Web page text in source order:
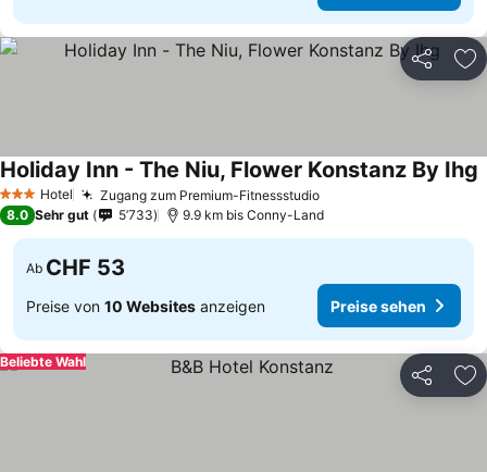
Teilen
3 SterneHotel Zugang zum Premium-FitnessstudioPreise sehen
Holiday Inn - The Niu, Flower Konstanz By Ihg
8.0 Sehr gut 5’733 9.9 km bis Conny-Land
Ab CHF 53
Preise von 10 Websites anzeigen Preise sehen
Teilen
Beliebte Wahl